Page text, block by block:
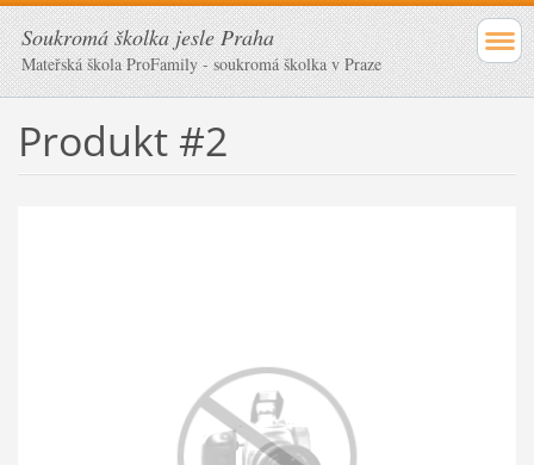
Soukromá školka jesle Praha
Mateřská škola ProFamily - soukromá školka v Praze
Produkt #2